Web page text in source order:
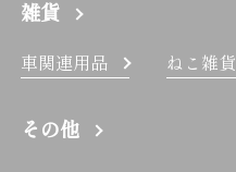
雑貨
車関連用品 ねこ雑貨
その他